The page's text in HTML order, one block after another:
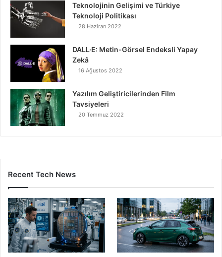
Teknolojinin Gelişimi ve Türkiye
Teknoloji Politikası
28 Haziran 2022
DALL·E: Metin-Görsel Endeksli Yapay
Zekâ
16 Ağustos 2022
Yazılım Geliştiricilerinden Film
Tavsiyeleri
20 Temmuz 2022
Recent Tech News